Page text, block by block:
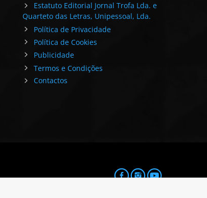
Estatuto Editorial Jornal Trofa Lda. e
Quarteto das Letras, Unipessoal, Lda.
Política de Privacidade
Política de Cookies
Publicidade
Termos e Condições
Contactos